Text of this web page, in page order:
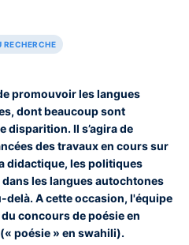
RECHERCHE
promouvoir les langues
dont beaucoup sont
disparition. Il s’agira de
des travaux en cours sur
didactique, les politiques
les langues autochtones
A cette occasion, l'équipe
concours de poésie en
poésie » en swahili).